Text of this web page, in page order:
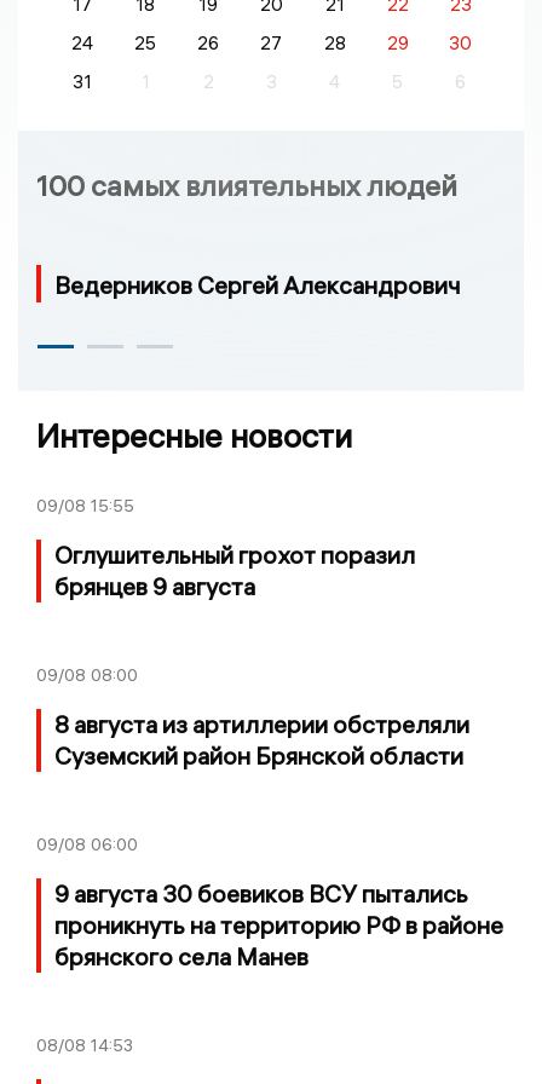
24
25 26 27 28 29
30
31
1 2 3 4 5 6
100 самых влиятельных людей
Ведерников Сергей Александрович
Интересные новости
09/08 15:55
Оглушительный грохот поразил
брянцев 9 августа
09/08 08:00
8 августа из артиллерии обстреляли
Суземский район Брянской области
09/08 06:00
9 августа 30 боевиков ВСУ пытались
проникнуть на территорию РФ в районе
брянского села Манев
08/08 14:53